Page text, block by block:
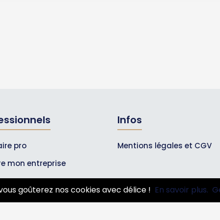
pro
mon entreprise
Pros
Infos
Mentions légales et CGV
goûterez nos cookies avec délice ! En savoir plus.